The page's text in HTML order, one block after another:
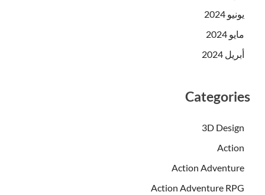
يونيو 2024
مايو 2024
أبريل 2024
Categories
3D Design
Action
Action Adventure
Action Adventure RPG